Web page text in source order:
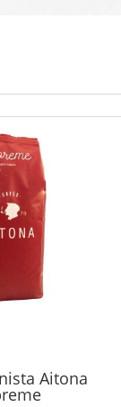
Aitona